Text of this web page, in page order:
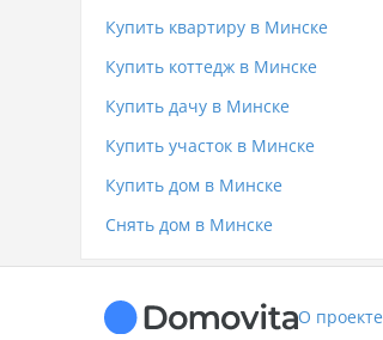
Купить квартиру в Минске
Купить коттедж в Минске
Купить дачу в Минске
Купить участок в Минске
Купить дом в Минске
Снять дом в Минске
О проекте